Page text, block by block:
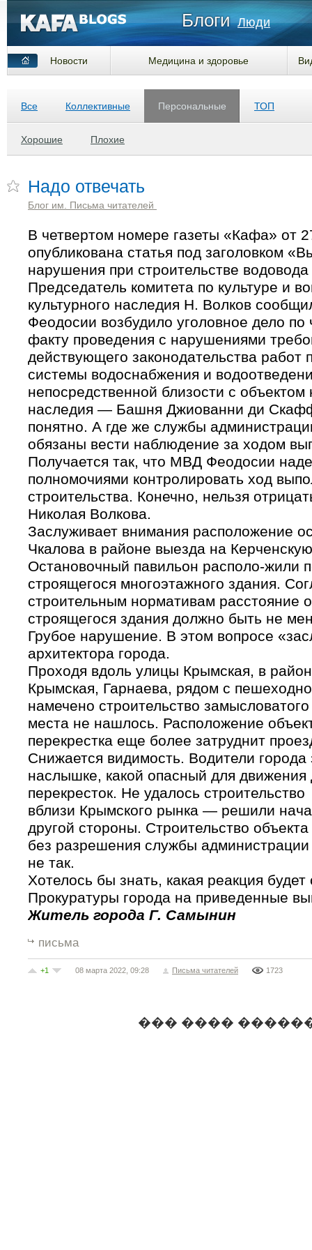
Блоги Люди
Новости Медицина и здоровье
Все Коллективные Персональные
Хорошие Плохие
ТОП
Надо отвечать
Блог им. Письма читателей
В четвертом номере газеты «Кафа» от
опубликована статья под заголовком
нарушения при строительстве
Председатель комитета по культуре и
культурного наследия Н. Волков
Феодосии возбудило уголовное дело
факту проведения с нарушениями
действующего законодательства работ
системы водоснабжения и
непосредственной близости с объектом
наследия — Башня Джиованни ди
понятно. А где же службы
обязаны вести наблюдение за ходом
Получается так, что МВД Феодосии
полномочиями контролировать ход
строительства. Конечно, нельзя
Николая Волкова.
Заслуживает внимания расположение
Чкалова в районе выезда на
Остановочный павильон располо-жили
строящегося многоэтажного здания.
строительным нормативам расстояние
строящегося здания должно быть не
Грубое нарушение. В этом вопросе
архитектора города.
Проходя вдоль улицы Крымская, в
Крымская, Гарнаева, рядом с
намечено строительство
места не нашлось. Расположение
перекрестка еще более затруднит
Снижается видимость. Водители города
наслышке, какой опасный для
перекресток. Не удалось строительство
вблизи Крымского рынка — решили
другой стороны. Строительство
без разрешения службы
не так.
Хотелось бы знать, какая реакция
Прокуратуры города на приведенные
Житель города Г. Самынин
письма
+1 08 марта 2022, 09:28 Письма читателей 1723
��� ����